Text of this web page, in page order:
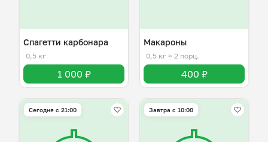
Спагетти карбонара
0,5 кг
1 000 ₽
Макароны
0,5 кг ≈ 2 порц.
400 ₽
Сегодня с 21:00 Завтра c 10:00